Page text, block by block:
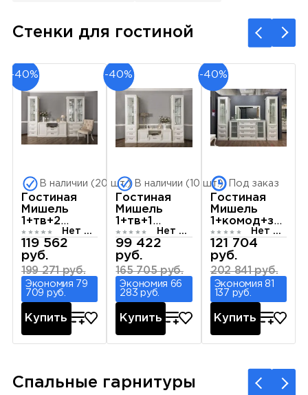
Стенки для гостиной
-40%
В наличии (20 шт.)
Гостиная
Мишель
1+тв+2
белый
матовый
Нет отзывов
119 562
руб.
199 271 руб.
Экономия 79
709 руб.
Купить
-40%
В наличии (10 шт.)
Гостиная
Мишель
1+тв+1
белый
матовый
Нет отзывов
99 422
руб.
165 705 руб.
Экономия 66
283 руб.
Купить
-40%
Под заказ
Гостиная
Мишель
белый
матовый
Нет отзывов
121 704
руб.
202 841 руб.
Экономия 81
137 руб.
Купить
Спальные гарнитуры